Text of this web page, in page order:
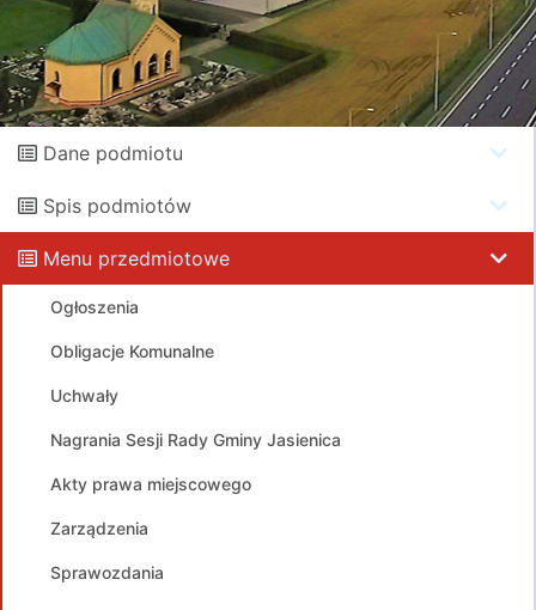
Dane podmiotu
Spis podmiotów
Menu przedmiotowe
Ogłoszenia
Obligacje Komunalne
Uchwały
Nagrania Sesji Rady Gminy Jasienica
Akty prawa miejscowego
Zarządzenia
Sprawozdania